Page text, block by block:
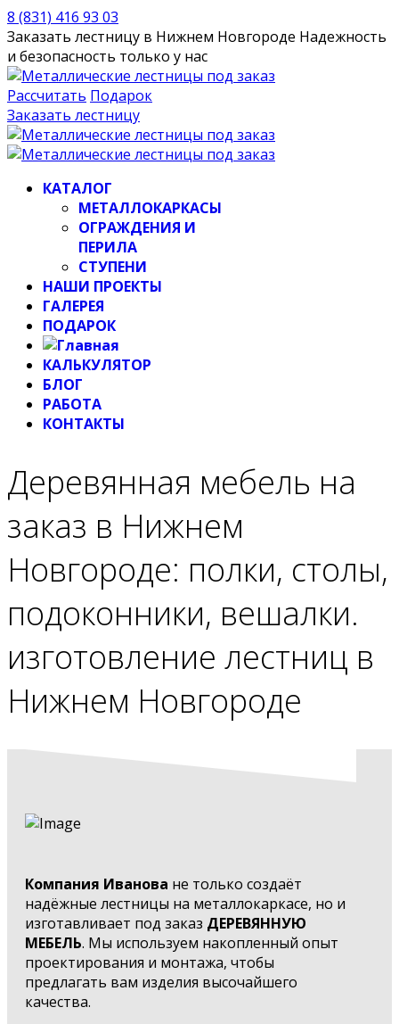
8 (831) 416 93 03
Заказать лестницу в Нижнем Новгороде Надежность
и безопасность только у нас
Рассчитать Подарок
Заказать лестницу
КАТАЛОГ
МЕТАЛЛОКАРКАСЫ
ОГРАЖДЕНИЯ И
ПЕРИЛА
СТУПЕНИ
НАШИ ПРОЕКТЫ
ГАЛЕРЕЯ
ПОДАРОК
КАЛЬКУЛЯТОР
БЛОГ
РАБОТА
КОНТАКТЫ
Деревянная мебель на
заказ в Нижнем
Новгороде: полки, столы,
подоконники, вешалки.
изготовление лестниц в
Нижнем Новгороде
Компания Иванова не только создаёт
надёжные лестницы на металлокаркасе, но и
изготавливает под заказ ДЕРЕВЯННУЮ
МЕБЕЛЬ. Мы используем накопленный опыт
проектирования и монтажа, чтобы
предлагать вам изделия высочайшего
качества.